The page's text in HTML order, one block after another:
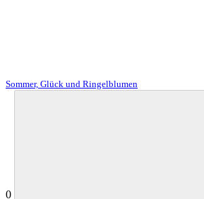
Sommer, Glück und Ringelblumen
0